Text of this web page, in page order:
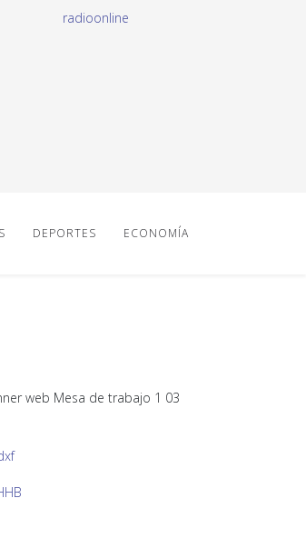
DEPORTES ECONOMÍA